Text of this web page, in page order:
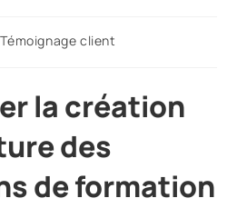
Témoignage client
la création
des
de formation